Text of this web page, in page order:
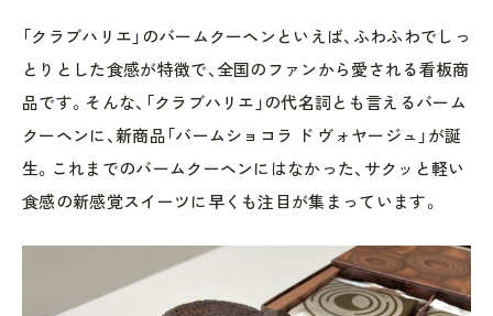
「クラブハリエ」のバームクーヘンといえば、ふわふわでしっ
とりとした食感が特徴で、全国のファンから愛される看板商
品です。そんな、「クラブハリエ」の代名詞とも言えるバーム
クーヘンに、新商品「バームショコラ ド ヴォヤージュ」が誕
生。これまでのバームクーヘンにはなかった、サクッと軽い
食感の新感覚スイーツに早くも注目が集まっています。